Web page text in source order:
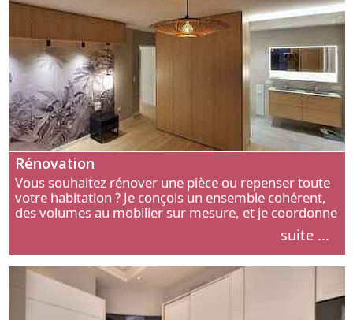
Rénovation
Vous souhaitez rénover une pièce ou repenser toute
votre habitation ? Je conçois un ensemble cohérent,
des volumes au mobilier sur mesure, et je coordonne
suite ...